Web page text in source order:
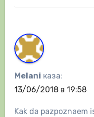
Melani каза:
13/06/2018 в 19:58
Kak da